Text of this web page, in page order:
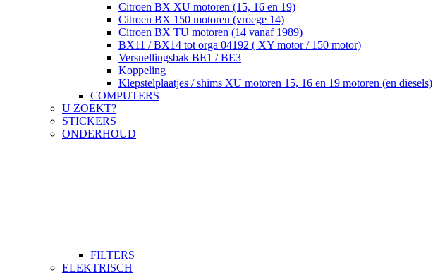
Citroen BX XU motoren (15, 16 en 19)
Citroen BX 150 motoren (vroege 14)
Citroen BX TU motoren (14 vanaf 1989)
BX11 / BX14 tot orga 04192 ( XY motor / 150 motor)
Versnellingsbak BE1 / BE3
Koppeling
Klepstelplaatjes / shims XU motoren 15, 16 en 19 motoren (en diesels)
COMPUTERS
U ZOEKT?
STICKERS
ONDERHOUD
FILTERS
ELEKTRISCH